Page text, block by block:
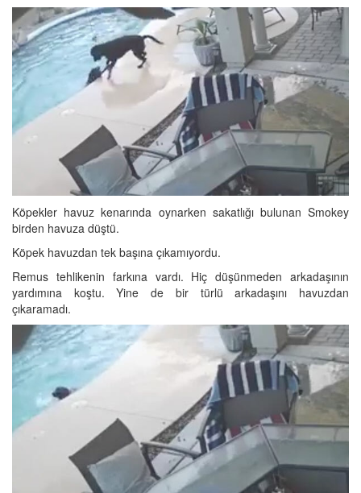
Köpekler havuz kenarında oynarken sakatlığı bulunan Smokey
birden havuza düştü.
Köpek havuzdan tek başına çıkamıyordu.
Remus tehlikenin farkına vardı. Hiç düşünmeden arkadaşının
yardımına koştu. Yine de bir türlü arkadaşını havuzdan
çıkaramadı.